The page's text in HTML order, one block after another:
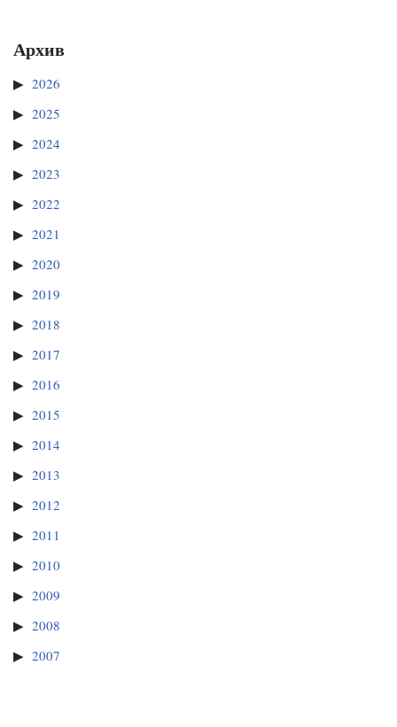
Архив
2026
2025
2024
2023
2022
2021
2020
2019
2018
2017
2016
2015
2014
2013
2012
2011
2010
2009
2008
2007